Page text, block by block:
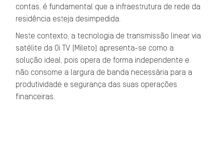
contas, é fundamental que a infraestrutura de rede da
residência esteja desimpedida.
Neste contexto, a tecnologia de transmissão linear via
satélite da Oi TV (Mileto) apresenta-se como a
solução ideal, pois opera de forma independente e
não consome a largura de banda necessária para a
produtividade e segurança das suas operações
financeiras.